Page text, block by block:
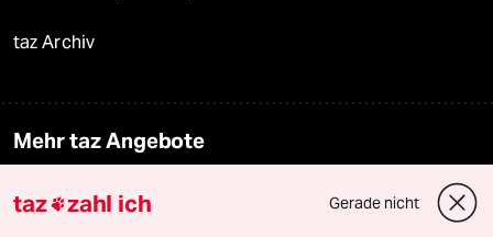
taz Archiv
Mehr taz Angebote
Reisen
taz zahl ich Gerade nicht